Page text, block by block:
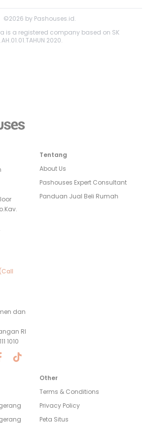
©2026 by Pashouses.id.
is a registered company based on SK
2020.
dan
RI
1010
Tentang
About Us
Pashouses Expert Consultant
Panduan Jual Beli Rumah
Other
Terms & Conditions
Privacy Policy
Peta Situs